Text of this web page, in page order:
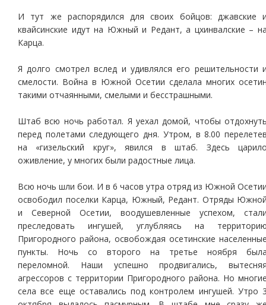
И тут же распорядился для своих бойцов: джавские
квайсинские идут на Южный и Редант, а цхинвалские –
Карца.
Я долго смотрел вслед и удивлялся его решительности
смелости. Война в Южной Осетии сделала многих
такими отчаянными, смелыми и бесстрашными.
Штаб всю ночь работал. Я уехал домой, чтобы
перед полетами следующего дня. Утром, в 8.00
на «гизельский круг», явился в штаб. Здесь
оживление, у многих были радостные лица.
Всю ночь шли бои. И в 6 часов утра отряд из Южной
освободил поселки Карца, Южный, Редант. Отряды
и Северной Осетии, воодушевленные успехом,
преследовать ингушей, углубляясь на
Пригородного района, освобождая осетинские
пункты. Ночь со второго на третье ноября
переломной. Наши успешно продвигались,
агрессоров с территории Пригородного района. Но
села все еще оставались под контролем ингушей. Утро